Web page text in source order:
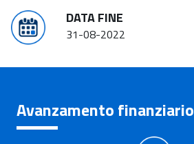
DATA FINE
31-08-2022
Avanzamento finanziario